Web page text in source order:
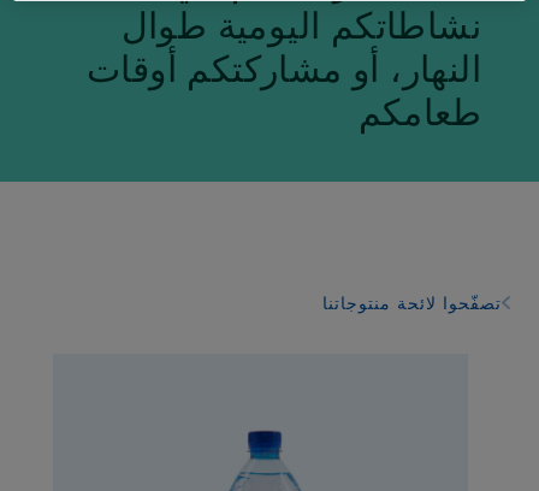
نشاطاتكم اليومية طوال
النهار، أو مشاركتكم أوقات
طعامكم
تصفّحوا لائحة منتوجاتنا